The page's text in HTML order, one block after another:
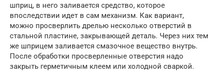
шприц, в него заливается средство, которое
впоследствии идет в сам механизм. Как вариант,
можно просверлить дрелью несколько отверстий в
стальной пластине, закрывающей деталь. Через них тем
же шприцем заливается смазочное вещество внутрь.
После обработки просверленные отверстия надо
закрыть герметичным клеем или холодной сваркой.